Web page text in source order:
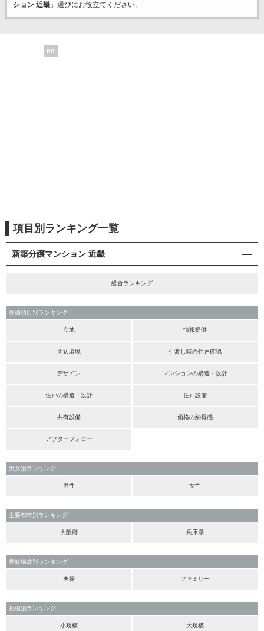
ション 近畿」選びにお役立てください。
PR
項目別ランキング一覧
新築分譲マンション 近畿
総合ランキング
評価項目別ランキング
立地 情報提供
周辺環境 引渡し時の住戸確認
デザイン マンションの構造・設計
住戸の構造・設計 住戸設備
共有設備 価格の納得感
アフターフォロー
男女別ランキング
男性 女性
主要都市別ランキング
大阪府 兵庫県
家族構成別ランキング
夫婦 ファミリー
規模別ランキング
小規模 大規模